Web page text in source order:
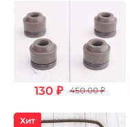
130 ₽ 450.00 ₽
Хит